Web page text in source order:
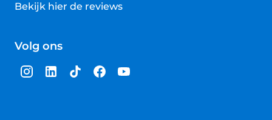
Bekijk hier de reviews
van
sterren
Volg ons